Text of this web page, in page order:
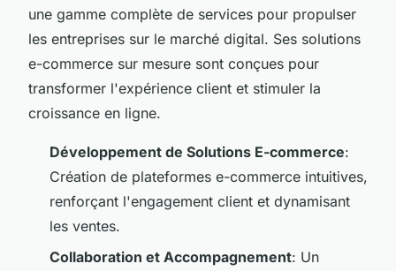
une gamme complète de services pour propulser
les entreprises sur le marché digital. Ses solutions
e-commerce sur mesure sont conçues pour
transformer l'expérience client et stimuler la
croissance en ligne.
Développement de Solutions E-commerce:
Création de plateformes e-commerce intuitives,
renforçant l'engagement client et dynamisant
les ventes.
Collaboration et Accompagnement: Un